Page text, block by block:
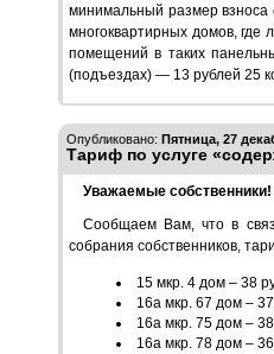
минимальный размер взноса
многоквартирных домов, где
помещений в таких
(подъездах) — 13 рублей 25
Опубликовано: Пятница, 27
Тариф по услуге
Уважаемые собственники!
Сообщаем Вам, что в
собрания собственников,
15 мкр. 4 дом – 38
16а мкр. 67 дом –
16а мкр. 75 дом –
16а мкр. 78 дом –